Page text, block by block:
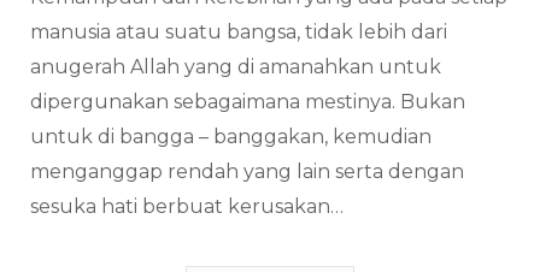
manusia atau suatu bangsa, tidak lebih dari
anugerah Allah yang di amanahkan untuk
dipergunakan sebagaimana mestinya. Bukan
untuk di bangga – banggakan, kemudian
menganggap rendah yang lain serta dengan
sesuka hati berbuat kerusakan…